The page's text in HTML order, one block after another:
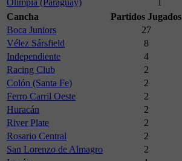
Olimpia (Paraguay)
Cancha
Partidos Jugados
Boca Juniors
27
Vélez Sársfield
8
Independiente
4
Racing Club
2
Colón (Santa Fe)
2
Ferro Carril Oeste
2
Huracán
2
River Plate
2
Rosario Central
2
San Lorenzo de Almagro
2